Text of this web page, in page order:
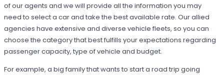
of our agents and we will provide all the information you may
need to select a car and take the best available rate. Our allied
agencies have extensive and diverse vehicle fleets, so you can
choose the category that best fulfills your expectations regarding
passenger capacity, type of vehicle and budget.
For example, a big family that wants to start a road trip going